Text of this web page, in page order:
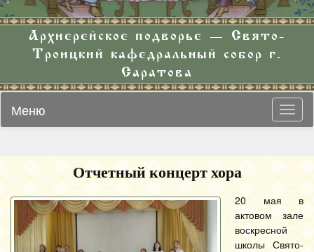
Архиерейское подворье — Свято-
Троицкий кафедральный собор г.
Саратова
Меню
Отчетный концерт хора
20 мая в
актовом зале
воскресной
школы Свято-